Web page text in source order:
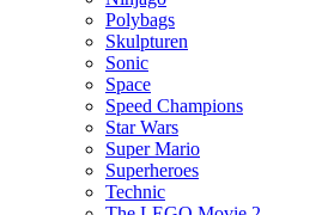
Polybags
Skulpturen
Sonic
Space
Speed Champions
Star Wars
Super Mario
Superheroes
Technic